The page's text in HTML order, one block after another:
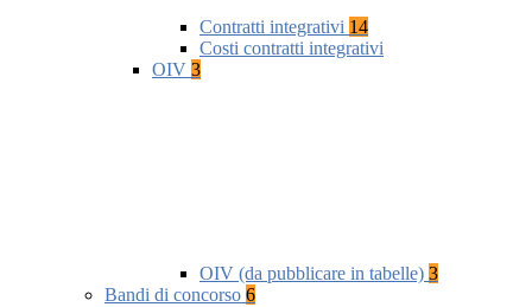
Contratti integrativi 14
Costi contratti integrativi
OIV 3
OIV (da pubblicare in tabelle) 3
Bandi di concorso 6